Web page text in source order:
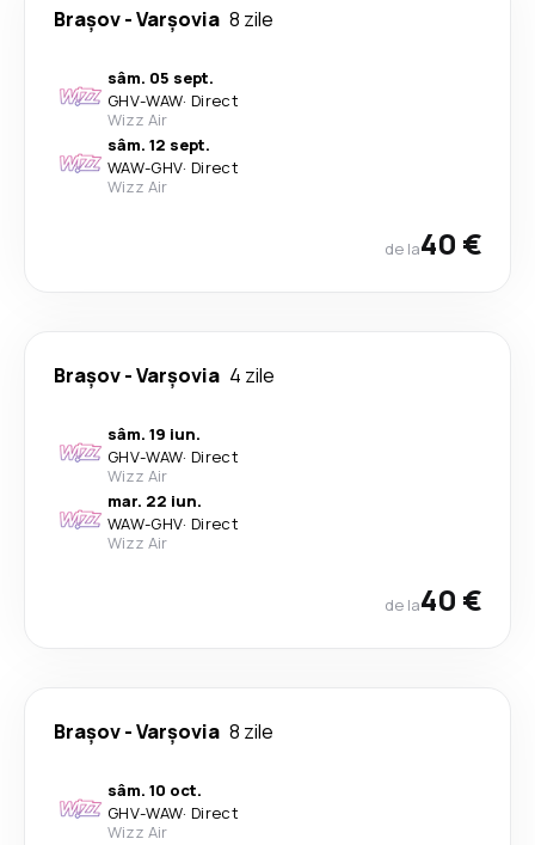
Brașov-Varşovia 8 zile
sâm. 05 sept.
GHV-WAW· Direct
Wizz Air
sâm. 12 sept.
WAW-GHV· Direct
Wizz Air
de la40 €
Brașov-Varşovia 4 zile
sâm. 19 iun.
GHV-WAW· Direct
Wizz Air
mar. 22 iun.
WAW-GHV· Direct
Wizz Air
de la40 €
Brașov-Varşovia 8 zile
sâm. 10 oct.
GHV-WAW· Direct
Wizz Air